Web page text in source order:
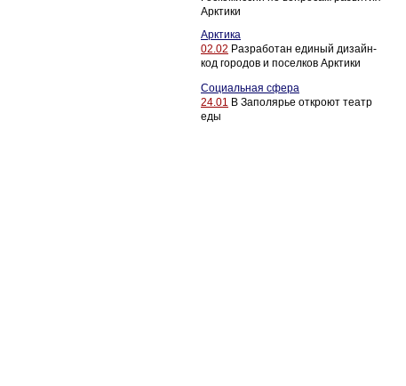
Арктики
Арктика
02.02 Разработан единый дизайн-
код городов и поселков Арктики
Социальная сфера
24.01 В Заполярье откроют театр
еды